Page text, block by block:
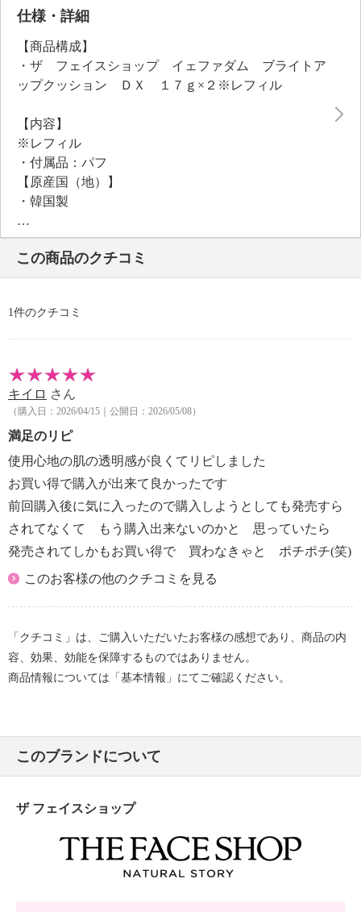
す。しっとりしたテクスチャーながら、べたつきにく
ヨレにくく、くずれにくい仕様です。美容成分を９
９．８％以上、１８９種類（水、紫外線散乱剤、紫外
線吸収剤、着色剤、香り成分含む）配合しています。
いて開発した成分も独自仕様で配合しました。日本限
定商品。
＜配合／無配合表示＞
タール系色素不使用
仕様・詳細
【商品構成】
・ザ フェイスショップ イェファダム ブライトア
ップクッション ＤＸ １７ｇ×２※レフィル
【内容】
※レフィル
・付属品：パフ
【原産国（地）】
・韓国製
この商品のクチコミ
1件のクチコミ
キイロ さん
（購入日：2026/04/15｜公開日：2026/05/08）
満足のリピ
使用心地の肌の透明感が良くてリピしました
お買い得で購入が出来て良かったです
前回購入後に気に入ったので購入しようとしても発売すら
されてなくて もう購入出来ないのかと 思っていたら
発売されてしかもお買い得で 買わなきゃと ポチポチ(笑)
このお客様の他のクチコミを見る
「クチコミ」は、ご購入いただいたお客様の感想であり、商品の内
容、効果、効能を保障するものではありません。
商品情報については「基本情報」にてご確認ください。
このブランドについて
ザ フェイスショップ